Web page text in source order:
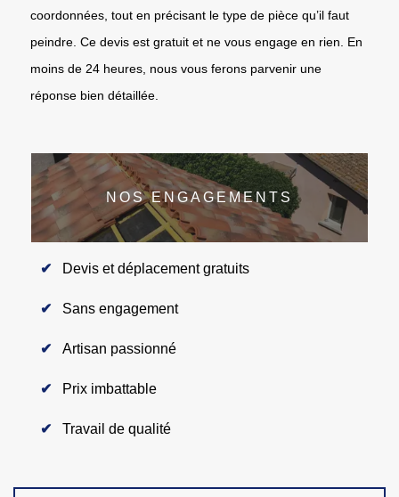
coordonnées, tout en précisant le type de pièce qu’il faut
peindre. Ce devis est gratuit et ne vous engage en rien. En
moins de 24 heures, nous vous ferons parvenir une
réponse bien détaillée.
NOS ENGAGEMENTS
Devis et déplacement gratuits
Sans engagement
Artisan passionné
Prix imbattable
Travail de qualité